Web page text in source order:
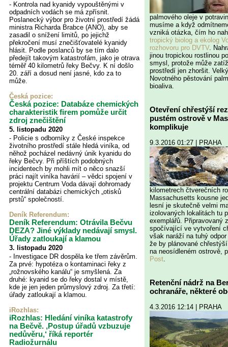
- Kontrola nad kyanidy vypouštěnými v
odpadních vodách se má zpřísnit.
Poslanecký výbor pro životní prostředí žádá
ministra Richarda Brabce (ANO), aby se
zasadil o snížení limitů, po jejichž
překročení musí znečišťovatelé kyanidy
hlásit. Podle poslanců by se tím dalo
předejít takovým katastrofám, jako je otrava
téměř 40 kilometrů řeky Bečvy. K ní došlo
20. září a dosud není jasné, kdo za to
může.
Česká pozice:
Česká pozice: Databáze chemických
charakteristik firem pomůže určit
zdroj znečištění
5. listopadu 2020
- Policie s odborníky z České inspekce
životního prostředí stále hledá viníka, od
něhož pocházel nedávný únik kyanidu do
řeky Bečvy. Při příštích podobných
incidentech by mohli mít o něco snazší
práci najít viníka havárií – vědci spojení v
projektu Centrum Voda dávají dohromady
centrální databázi chemických „otisků
prstů“ společností.
Deník Referendum:
Deník Referendum: Otrávila Bečvu
DEZA? Jiné výklady nedávají smysl.
Úřady zatloukají a klamou
3. listopadu 2020
- Investigace DR dospěla ke třem závěrům.
Za prvé: hypotéza o kontaminaci řeky z
„rožnovského kanálu“ je smyšlená. Za
druhé: kyanid se do řeky dostal v místě,
kde je jen jeden průmyslový zdroj. Za třetí:
úřady zatloukají a klamou.
iRozhlas:
iRozhlas: Hledání viníka katastrofy
na Bečvě. ‚Postup úřadů vzbuzuje
nedůvěru,‘ říká reportér
Radiožurnálu
palmového oleje v
musíme a když
vzniká otázka, čím ho
tropický biolog a ekolog
rozhovoru pro DVTV.
jinou tropickou rostlinou
smysl, protože může
prostředí jen zhoršit.
Novotného pěstování
bioaliva.
Otevření chřestýší
pustém ostrově v
komplikuje
9.3.2016 01:27 | PRAHA
kilometrech čtverečních
Massachusetts kousne
lesní je skutečně velmi
izolovaných lokalitách tu
exemplářů. Připravovaný
spočívající ve vytvoření
však naráží na tuhý
že by plánované
na neosídleném ostrově,
Post
Retenční nádrž na
ochranáře, některé
4.3.2016 12:14 | PRAHA